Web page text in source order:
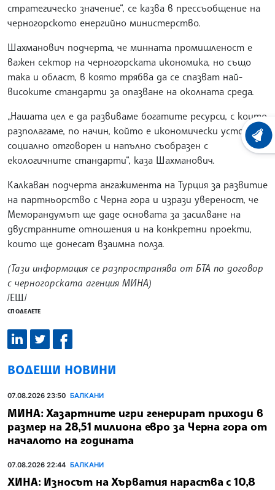
стратегическо значение“, се казва в прессъобщение на
черногорското енергийно министерство.
Шахманович подчерта, че минната промишленост е
важен сектор на черногорската икономика, но също
така и област, в която трябва да се спазват най-
високите стандарти за опазване на околната среда.
„Нашата цел е да развиваме богатите ресурси, с които
разполагаме, по начин, който е икономически устойчив,
социално отговорен и напълно съобразен с
екологичните стандарти“, каза Шахманович.
Калкаван подчерта ангажимента на Турция за развитие
на партньорство с Черна гора и изрази увереност, че
Меморандумът ще даде основата за засилване на
двустранните отношения и на конкретни проекти,
които ще донесат взаимна полза.
(Тази информация се разпространява от БТА по договор
с черногорската агенция МИНА)
/ЕЩ/
СПОДЕЛЕТЕ
ВОДЕЩИ НОВИНИ
07.08.2026 23:50 БАЛКАНИ
МИНА: Хазартните игри генерират приходи в
размер на 28,51 милиона евро за Черна гора от
началото на годината
07.08.2026 22:44 БАЛКАНИ
ХИНА: Износът на Хърватия нараства с 10,8